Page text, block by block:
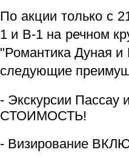
По акции только с
1 и B-1 на речном
"Романтика Дуная
следующие
- Экскурсии
СТОИМОСТЬ!
- Визирование